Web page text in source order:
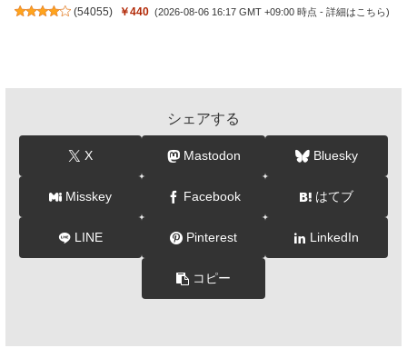
(54055) ￥440 (2026-08-06 16:17 GMT +09:00 時点 -詳細はこちら)
シェアする
X Mastodon Bluesky
Misskey Facebook はてブ
LINE Pinterest LinkedIn
コピー